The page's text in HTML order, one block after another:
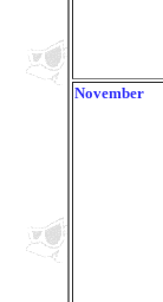
November